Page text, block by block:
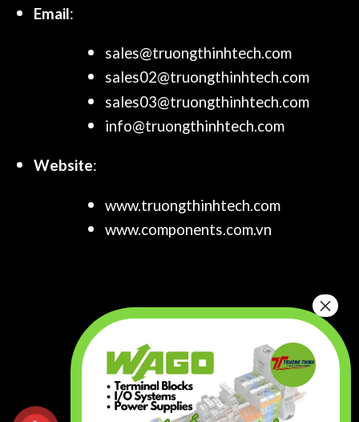
Email:
sales@truongthinhtech.com
sales02@truongthinhtech.com
sales03@truongthinhtech.com
info@truongthinhtech.com
Website:
www.truongthinhtech.com
www.components.com.vn